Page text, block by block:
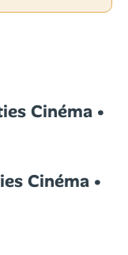
Cinéma •
Cinéma •